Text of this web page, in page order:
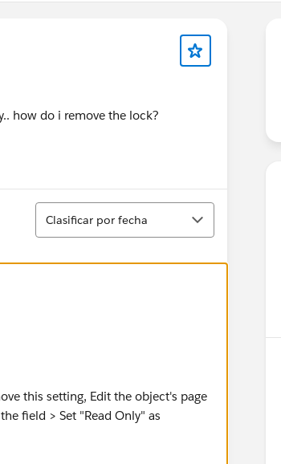
how do i remove the lock?
Ordenar
Clasificar por fecha
this setting, Edit the object's page
field > Set "Read Only" as